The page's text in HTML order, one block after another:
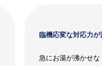
臨機応変な対応力が
急にお湯が沸かせ